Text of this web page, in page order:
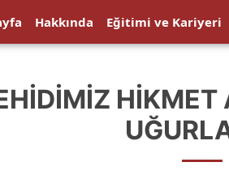
Hakkında Eğitimi ve Kariyeri